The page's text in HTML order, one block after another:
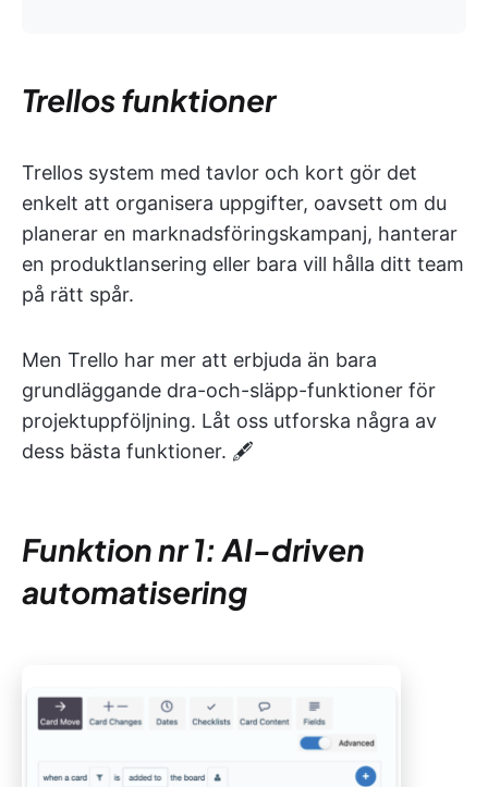
Trellos funktioner
Trellos system med tavlor och kort gör det
enkelt att organisera uppgifter, oavsett om du
planerar en marknadsföringskampanj, hanterar
en produktlansering eller bara vill hålla ditt team
på rätt spår.
Men Trello har mer att erbjuda än bara
grundläggande dra-och-släpp-funktioner för
projektuppföljning. Låt oss utforska några av
dess bästa funktioner. 🖋️
Funktion nr 1: AI-driven
automatisering